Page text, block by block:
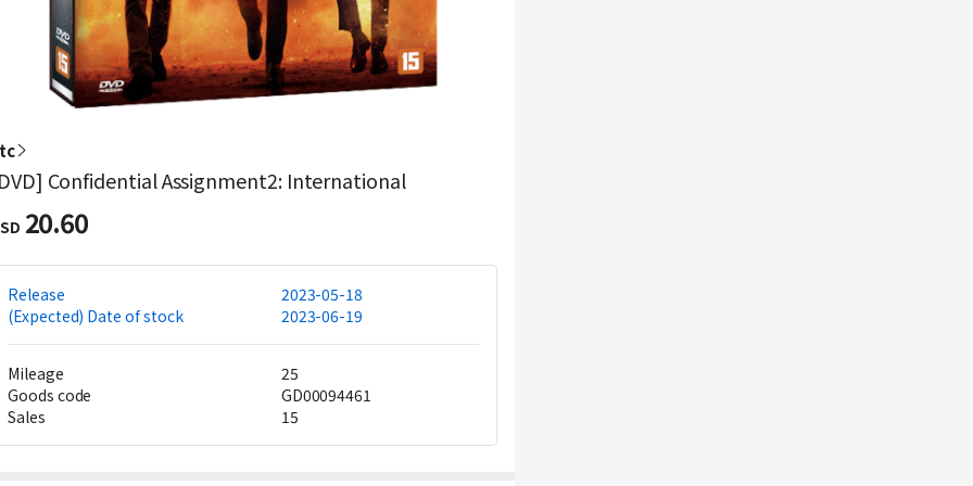
Confidential Assignment2: International
20.60
Release
2023-05-18
(Expected) Date of stock
2023-06-19
Mileage
25
Goods code
GD00094461
Sales
15